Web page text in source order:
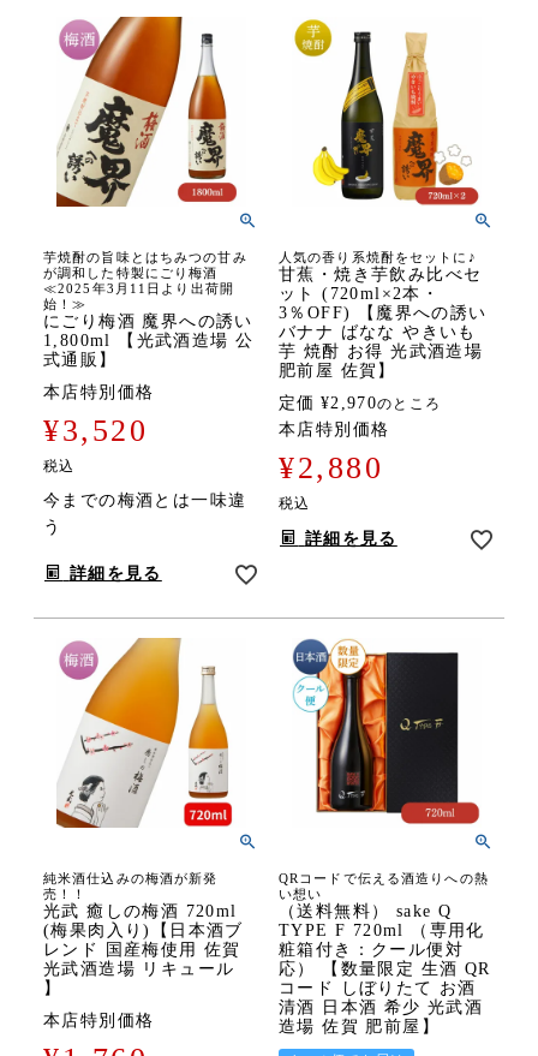
芋焼酎の旨味とはちみつの甘み
が調和した特製にごり梅酒
≪2025年3月11日より出荷開
始！≫
にごり梅酒 魔界への誘い
1,800ml 【光武酒造場 公
式通販】
本店特別価格
¥3,520
税込
今までの梅酒とは一味違
う
詳細を見る
人気の香り系焼酎をセットに♪
甘蕉・焼き芋飲み比べセ
ット (720ml×2本・
3％OFF) 【魔界への誘い
バナナ ばなな やきいも
芋 焼酎 お得 光武酒造場
肥前屋 佐賀】
定価 ¥2,970のところ
本店特別価格
¥2,880
税込
詳細を見る
純米酒仕込みの梅酒が新発
売！！
光武 癒しの梅酒 720ml
(梅果肉入り)【日本酒ブ
レンド 国産梅使用 佐賀
光武酒造場 リキュール
】
本店特別価格
QRコードで伝える酒造りへの熱
い想い
（送料無料） sake Q
TYPE F 720ml （専用化
粧箱付き：クール便対
応） 【数量限定 生酒 QR
コード しぼりたて お酒
清酒 日本酒 希少 光武酒
造場 佐賀 肥前屋】